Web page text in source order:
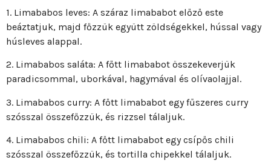
1. Limababos leves: A száraz limababot előző este
beáztatjuk, majd főzzük együtt zöldségekkel, hússal vagy
húsleves alappal.
2. Limababos saláta: A főtt limababot összekeverjük
paradicsommal, uborkával, hagymával és olívaolajjal.
3. Limababos curry: A főtt limababot egy fűszeres curry
szósszal összefőzzük, és rizzsel tálaljuk.
4. Limababos chili: A főtt limababot egy csípős chili
szósszal összefőzzük, és tortilla chipekkel tálaljuk.